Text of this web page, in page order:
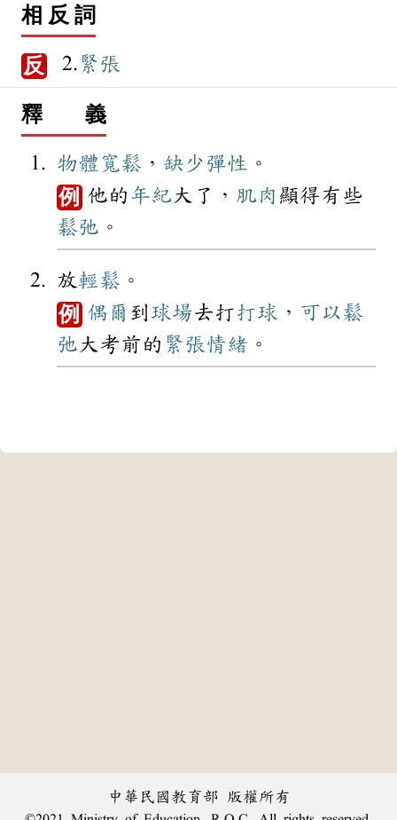
相 反 詞
反 2. 緊張
釋 義
物體 寬鬆 ， 缺少 彈性 。
例 他的 年紀大了， 肌肉 顯得有些
鬆弛 。
放輕鬆 。
例 偶爾 到 球場去打打球 ， 可以鬆
弛 大考前的 緊張情緒 。
中華民國教育部 版權所有